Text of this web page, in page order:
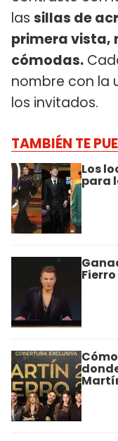
las sillas de
primera vista,
cómodas.
nombre con la
los invitados.
TAMBIÉN TE
Los
para